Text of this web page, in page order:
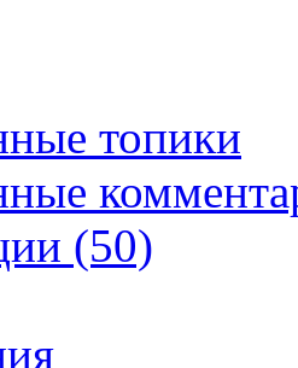
топики
(50)